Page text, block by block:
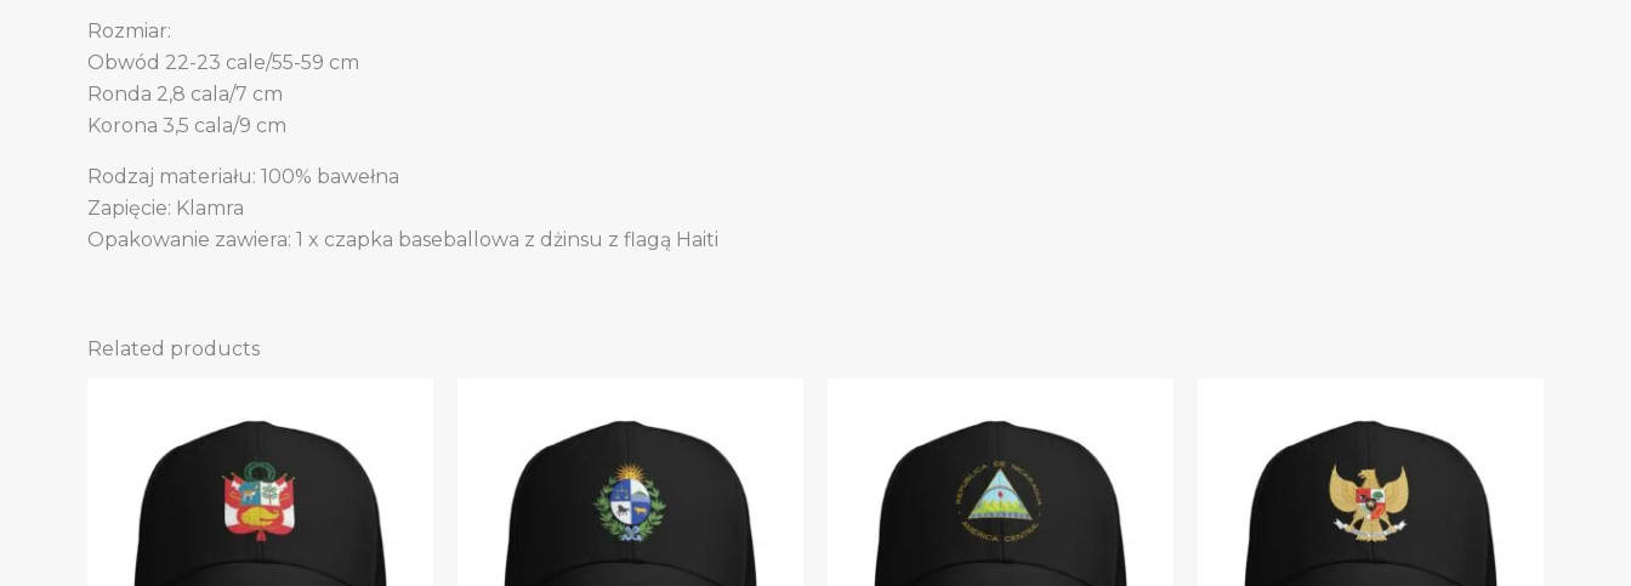
Rozmiar:
Obwód 22-23 cale/55-59 cm
Ronda 2,8 cala/7 cm
Korona 3,5 cala/9 cm
Rodzaj materiału: 100% bawełna
Zapięcie: Klamra
Opakowanie zawiera: 1 x czapka baseballowa z dżinsu z flagą Haiti
Related products